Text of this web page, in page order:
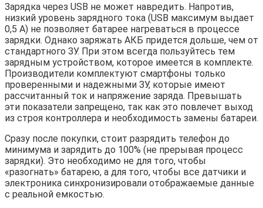
Зарядка через USB не может навредить. Напротив,
низкий уровень зарядного тока (USB максимум выдает
0,5 А) не позволяет батарее нагреваться в процессе
зарядки. Однако заряжать АКБ придется дольше, чем от
стандартного ЗУ. При этом всегда пользуйтесь тем
зарядным устройством, которое имеется в комплекте.
Производители комплектуют смартфоны только
проверенными и надежными ЗУ, которые имеют
рассчитанный ток и напряжение заряда. Превышать
эти показатели запрещено, так как это повлечет выход
из строя контроллера и необходимость замены батареи.
Сразу после покупки, стоит разрядить телефон до
минимума и зарядить до 100% (не прерывая процесс
зарядки). Это необходимо не для того, чтобы
«разогнать» батарею, а для того, чтобы все датчики и
электроника синхронизировали отображаемые данные
с реальной емкостью.